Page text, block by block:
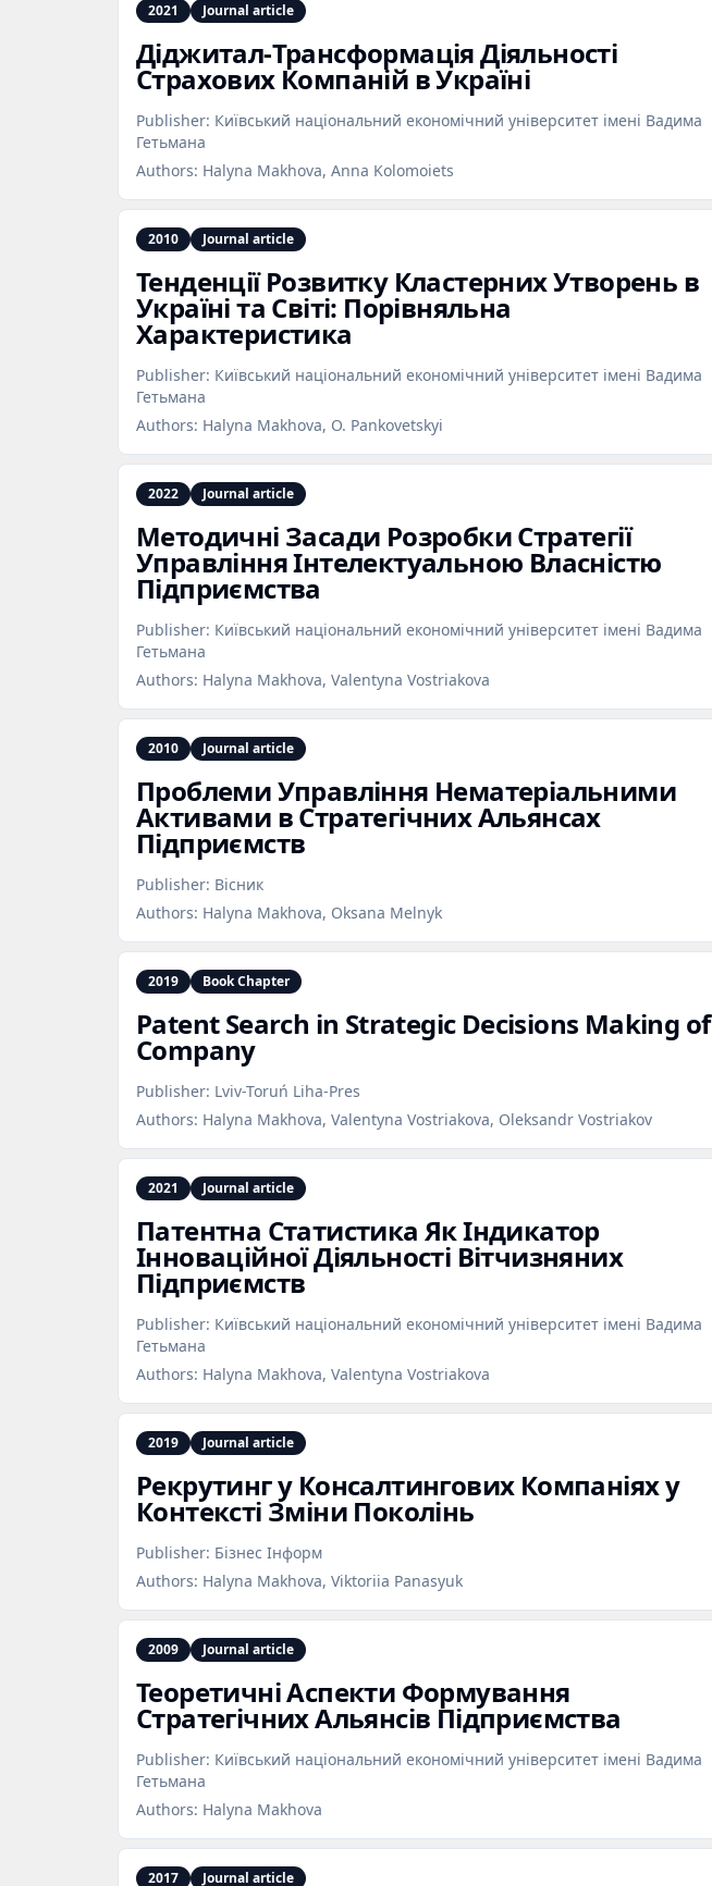
2021 Journal article
Діджитал‑Трансформація Діяльності
Страхових Компаній в Україні
Publisher: Київський національний економічний університет імені Вадима
Гетьмана
Authors: Halyna Makhova, Anna Kolomoiets
2010 Journal article
Тенденції Розвитку Кластерних Утворень в
Україні та Світі: Порівняльна
Характеристика
Publisher: Київський національний економічний університет імені Вадима
Гетьмана
Authors: Halyna Makhova, O. Pankovetskyi
2022 Journal article
Методичні Засади Розробки Стратегії
Управління Інтелектуальною Власністю
Підприємства
Publisher: Київський національний економічний університет імені Вадима
Гетьмана
Authors: Halyna Makhova, Valentyna Vostriakova
2010 Journal article
Проблеми Управління Нематеріальними
Активами в Стратегічних Альянсах
Підприємств
Publisher: Вісник
Authors: Halyna Makhova, Oksana Melnyk
2019 Book Chapter
Patent Search in Strategic Decisions Making of
Company
Publisher: Lviv-Toruń Liha-Pres
Authors: Halyna Makhova, Valentyna Vostriakova, Oleksandr Vostriakov
2021 Journal article
Патентна Статистика Як Індикатор
Інноваційної Діяльності Вітчизняних
Підприємств
Publisher: Київський національний економічний університет імені Вадима
Гетьмана
Authors: Halyna Makhova, Valentyna Vostriakova
2019 Journal article
Рекрутинг у Консалтингових Компаніях у
Контексті Зміни Поколінь
Publisher: Бізнес Інформ
Authors: Halyna Makhova, Viktoriia Panasyuk
2009 Journal article
Теоретичні Аспекти Формування
Стратегічних Альянсів Підприємства
Publisher: Київський національний економічний університет імені Вадима
Гетьмана
Authors: Halyna Makhova
2017 Journal article